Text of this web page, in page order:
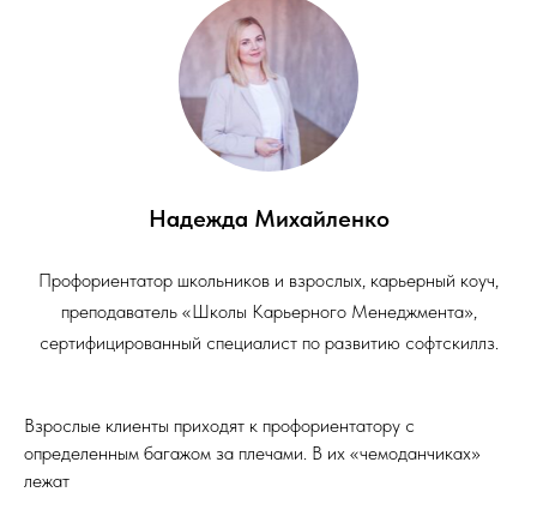
Надежда Михайленко
Профориентатор школьников и взрослых, карьерный коуч,
преподаватель «Школы Карьерного Менеджмента»,
сертифицированный специалист по развитию софтскиллз.
Взрослые клиенты приходят к профориентатору с
определенным багажом за плечами. В их «чемоданчиках»
лежат